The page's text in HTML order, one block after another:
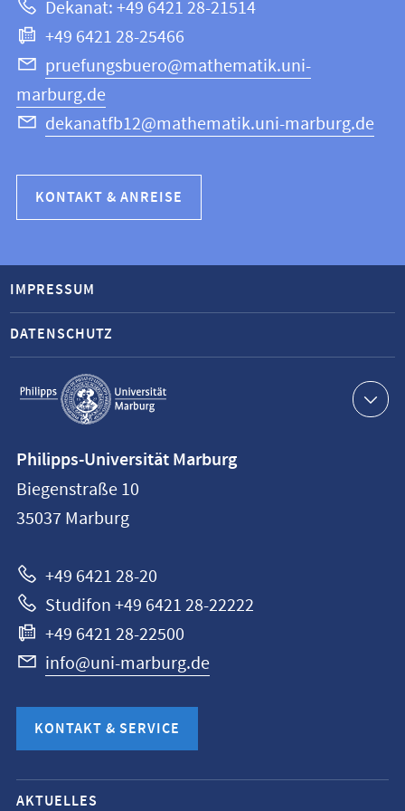
Informatik
Dekanat: +49 6421 28-21514
+49 6421 28-25466
pruefungsbuero@mathematik.uni-
marburg.de
dekanatfb12@mathematik.uni-marburg.de
KONTAKT & ANREISE
Service-
Navigation
IMPRESSUM
DATENSCHUTZ
Philipps-
Universität
Marburg
Philipps-Universität Marburg
Biegenstraße 10
35037 Marburg
+49 6421 28-20
Studifon +49 6421 28-22222
+49 6421 28-22500
info@uni-marburg.de
KONTAKT & SERVICE
Mobile-
AKTUELLES